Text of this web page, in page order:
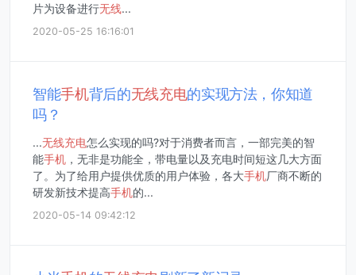
片为设备进行无线...
2020-05-25 16:16:01
智能手机背后的无线充电的实现方法，你知道
吗？
...无线充电怎么实现的吗?对于消费者而言，一部完美的智
能手机 ，无非是功能全，带电量以及充电时间短这几大方面
了。为了给用户提供优质的用户体验，各大手机厂商不断的
研发新技术提高手机的...
2020-05-14 09:42:12